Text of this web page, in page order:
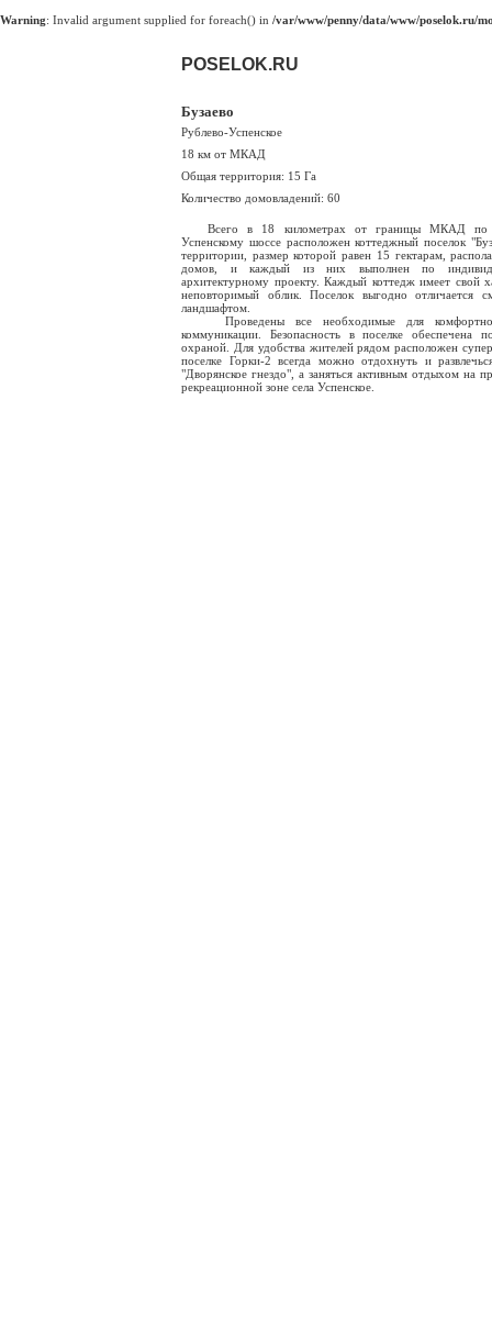
Warning: Invalid argument supplied for foreach() in /var/www/penny/data/www/poselok.ru/
POSELOK.RU
Бузаево
Рублево-Успенское
18 км от МКАД
Общая территория: 15 Га
Количество домовладений: 60
Всего в 18 километрах от границы МКАД по
Успенскому шоссе расположен коттеджный поселок
территории, размер которой равен 15 гектарам,
домов, и каждый из них выполнен по
архитектурному проекту. Каждый коттедж имеет свой
неповторимый облик. Поселок выгодно отличается
ландшафтом.
Проведены все необходимые для
коммуникации. Безопасность в поселке обеспечена
охраной. Для удобства жителей рядом расположен
поселке Горки-2 всегда можно отдохнуть и
"Дворянское гнездо", а заняться активным отдыхом на
рекреационной зоне села Успенское.